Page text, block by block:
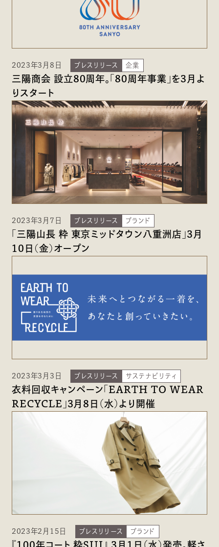
2023年3月8日 プレスリリース 企業
三陽商会 設立80周年。「80周年事業」を3月よ
りスタート
2023年3月7日 プレスリリース ブランド
「三陽山長 粋 東京ミッドタウン八重洲店」3月
10日(金)オープン
2023年3月3日 プレスリリース サステナビリティ
衣料回収キャンペーン「EARTH TO WEAR
RECYCLE」3月8日（水）より開催
2023年2月15日 プレスリリース ブランド
『100年コート 粋SUI』 3月1日（水）発売。軽さ